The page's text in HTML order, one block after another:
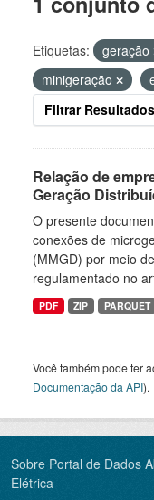
Etiquetas: geração
minigeração
Filtrar Resultados
Relação de
Geração
O presente
conexões de
(MMGD) por meio
regulamentado no
PDF ZIP PARQUET
Você também pode ter
Documentação da API).
Sobre Portal de Dados
Elétrica